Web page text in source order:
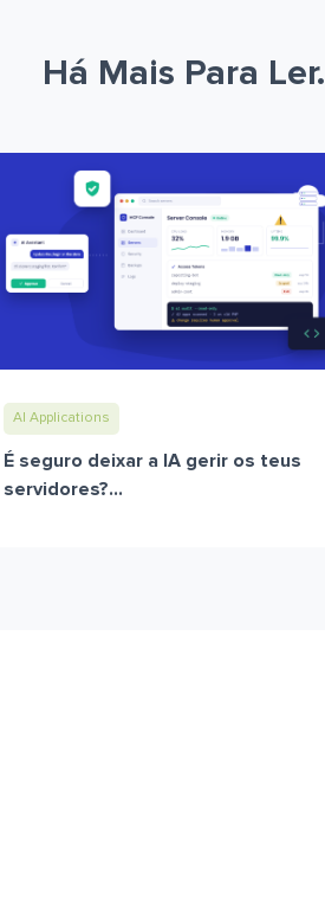
Há Mais Para Ler.
AI Applications
É seguro deixar a IA gerir os teus
servidores?...